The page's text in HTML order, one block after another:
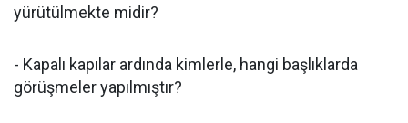
yürütülmekte midir?
- Kapalı kapılar ardında kimlerle, hangi başlıklarda
görüşmeler yapılmıştır?